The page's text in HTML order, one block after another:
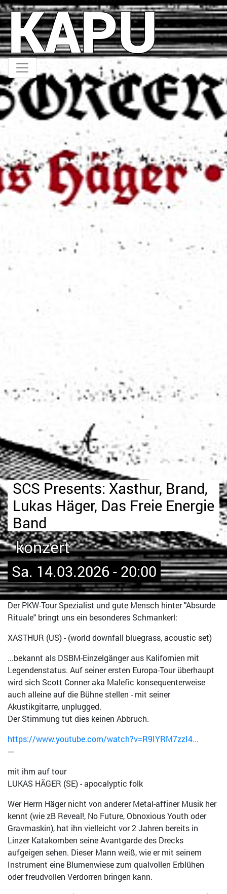
Direkt
zum
Inhalt
KAPU
SCS Presents: Xasthur, Brand,
Lukas Häger, Das Freie Energie
Band
konzert
Sa. 14.03.2026 - 20:00
Der PKW-Tour Spezialist und gute Mensch hinter "Absurde
Rituale" bringt uns ein besonderes Schmankerl:
XASTHUR (US) - (world downfall bluegrass, acoustic set)
...bekannt als DSBM-Einzelgänger aus Kalifornien mit
Legendenstatus. Auf seiner ersten Europa-Tour überhaupt
wird sich Scott Conner aka Malefic konsequenterweise
auch alleine auf die Bühne stellen - mit seiner
Akustikgitarre, unplugged.
Der Stimmung tut dies keinen Abbruch.
https://www.youtube.com/watch?v=R9IYRM7zzI4...
---
mit ihm auf tour
LUKAS HÄGER (SE) - apocalyptic folk
Wer Herrn Häger nicht von anderer Metal-affiner Musik her
kennt (wie zB Reveal!, No Future, Obnoxious Youth oder
Gravmaskin), hat ihn vielleicht vor 2 Jahren bereits in
Linzer Katakomben seine Avantgarde des Drecks
aufgeigen sehen. Dieser Mann weiß, wie er mit seinem
Instrument eine Blumenwiese zum qualvollen Erblühen
oder freudvollen Verdorren bringen kann.